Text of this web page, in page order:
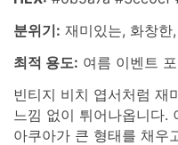
분위기: 재미있는, 화창한
최적 용도: 여름 이벤트
빈티지 비치 엽서처럼 재
느낌 없이 튀어나옵니다.
아쿠아가 큰 형태를 채우